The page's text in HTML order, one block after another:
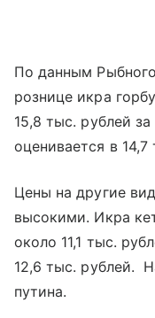
По данным
рознице икра
15,8 тыс. рублей
оценивается в 14,7
Цены на другие
высокими. Икра
около 11,1 тыс.
12,6 тыс. рублей.
путина.